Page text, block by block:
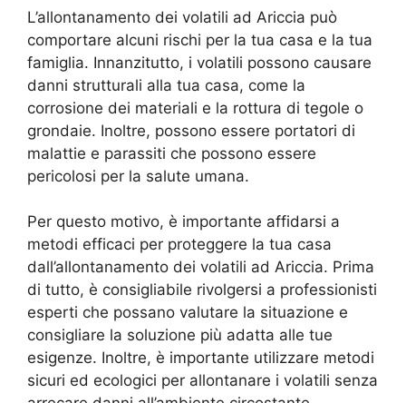
L’allontanamento dei volatili ad Ariccia può
comportare alcuni rischi per la tua casa e la tua
famiglia. Innanzitutto, i volatili possono causare
danni strutturali alla tua casa, come la
corrosione dei materiali e la rottura di tegole o
grondaie. Inoltre, possono essere portatori di
malattie e parassiti che possono essere
pericolosi per la salute umana.
Per questo motivo, è importante affidarsi a
metodi efficaci per proteggere la tua casa
dall’allontanamento dei volatili ad Ariccia. Prima
di tutto, è consigliabile rivolgersi a professionisti
esperti che possano valutare la situazione e
consigliare la soluzione più adatta alle tue
esigenze. Inoltre, è importante utilizzare metodi
sicuri ed ecologici per allontanare i volatili senza